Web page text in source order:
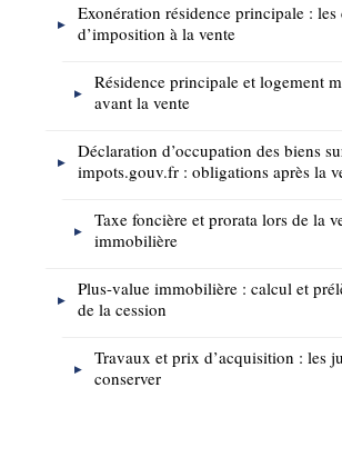
Exonération résidence principale : les
d’imposition à la vente
Résidence principale et logement
avant la vente
Déclaration d’occupation des biens
impots.gouv.fr : obligations après la
Taxe foncière et prorata lors de la
immobilière
Plus-value immobilière : calcul et
de la cession
Travaux et prix d’acquisition : les
conserver